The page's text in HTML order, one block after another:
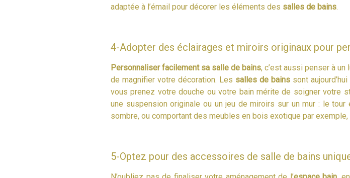
adaptée à l’émail pour décorer les éléments des salles de bains.
4-Adopter des éclairages et miroirs originaux pour
Personnaliser facilement sa salle de bains, c’est aussi penser à
de magnifier votre décoration. Les salles de bains sont
vous prenez votre douche ou votre bain mérite de soigner votre
une suspension originale ou un jeu de miroirs sur un mur : le
sombre, ou comportant des meubles en bois exotique par
5-Optez pour des accessoires de salle de bains